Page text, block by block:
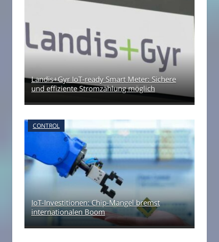
Landis+Gyr IoT-ready Smart Meter: Sichere
und effiziente Stromzählung möglich
CONTROL
IoT-Investitionen: Chip-Mangel bremst
internationalen Boom